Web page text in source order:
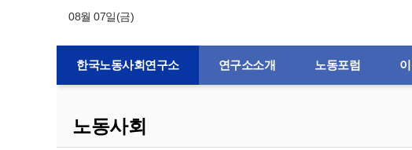
08월 07일(금)
한국노동사회연구소 연구소소개 노동포럼
노동사회